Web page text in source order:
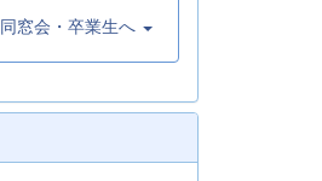
同窓会・卒業生へ